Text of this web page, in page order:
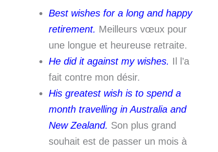
Best wishes for a long and happy
retirement. Meilleurs vœux pour
une longue et heureuse retraite.
He did it against my wishes. Il l’a
fait contre mon désir.
His greatest wish is to spend a
month travelling in Australia and
New Zealand. Son plus grand
souhait est de passer un mois à